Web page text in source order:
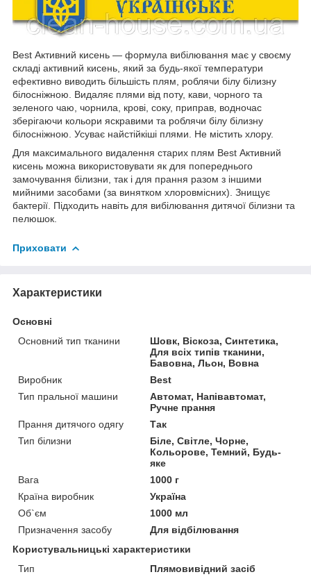
Best Активний кисень — формула вибілювання має у своєму
складі активний кисень, який за будь-якої температури
ефективно виводить більшість плям, роблячи білу білизну
білосніжною. Видаляє плями від поту, кави, чорного та
зеленого чаю, чорнила, крові, соку, приправ, водночас
зберігаючи кольори яскравими та роблячи білу білизну
білосніжною. Усуває найстійкіші плями. Не містить хлору.
Для максимального видалення старих плям Best Активний
кисень можна використовувати як для попереднього
замочування білизни, так і для прання разом з іншими
мийними засобами (за винятком хлоровмісних). Знищує
бактерії. Підходить навіть для вибілювання дитячої білизни та
пелюшок.
Приховати
Характеристики
Основні
Основний тип тканини
Шовк, Віскоза, Синтетика,
Для всіх типів тканини,
Бавовна, Льон, Вовна
Виробник
Best
Тип пральної машини
Автомат, Напівавтомат,
Ручне прання
Прання дитячого одягу
Так
Тип білизни
Біле, Світле, Чорне,
Кольорове, Темний, Будь-
яке
Вага
1000 г
Країна виробник
Україна
Об`єм
1000 мл
Призначення засобу
Для відбілювання
Користувальницькі характеристики
Тип
Плямовивідний засіб